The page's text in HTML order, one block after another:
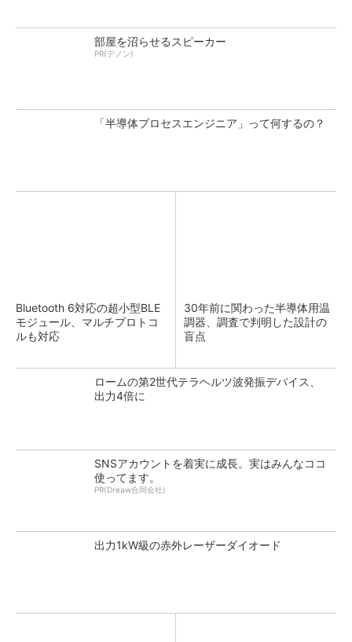
部屋を沼らせるスピーカー
PR(デノン)
「半導体プロセスエンジニア」って何するの？
Bluetooth 6対応の超小型BLE
モジュール、マルチプロトコ
ルも対応
30年前に関わった半導体用温
調器、調査で判明した設計の
盲点
ロームの第2世代テラヘルツ波発振デバイス、
出力4倍に
SNSアカウントを着実に成長。実はみんなココ
使ってます。
PR(Dreaw合同会社)
出力1kW級の赤外レーザーダイオード